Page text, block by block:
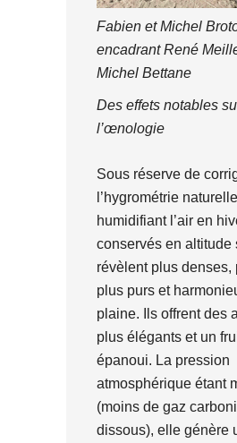
Fabien et Michel
encadrant René
Michel Bettane
Des effets notables
l’œnologie
Sous réserve de
l’hygrométrie
humidifiant l’air en
conservés en altitude
révèlent plus denses,
plus purs et
plaine. Ils offrent des
plus élégants et un
épanoui. La pression
atmosphérique étant
(moins de gaz
dissous), elle génère